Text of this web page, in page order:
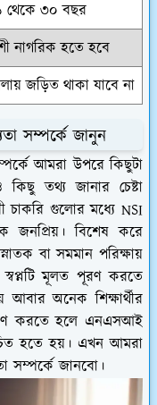
থেকে ৩০ বছর
নাগরিক হতে হবে
জড়িত থাকা যাবে না
সম্পর্কে জানুন
আমরা উপরে কিছুটা
তথ্য জানার চেষ্টা
চাকরি গুলোর মধ্যে NSI
বিশেষ করে
স্নাতক বা সমমান পরিক্ষায়
মূলত পূরণ করতে
আবার অনেক শিক্ষার্থীর
করতে হলে এনএসআই
হতে হয়। এখন আমরা
সম্পর্কে জানবো।